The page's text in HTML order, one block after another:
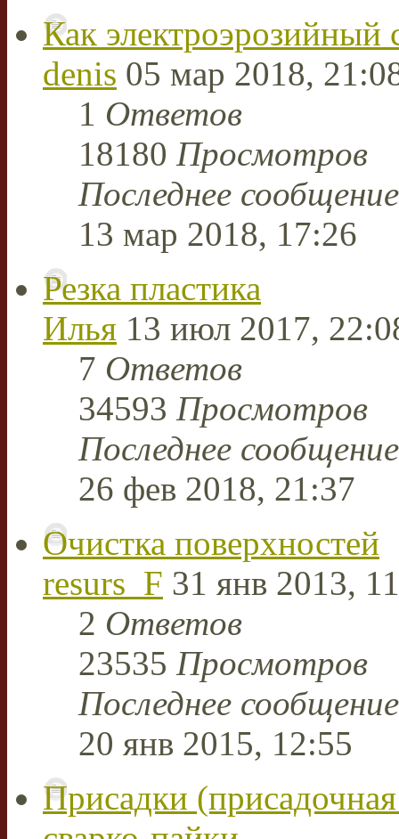
Как
denis 05 мар 2018,
1 Ответов
18180 Просмотров
Последнее
13 мар 2018, 17:26
Резка пластика
Илья 13 июл 2017,
7 Ответов
34593 Просмотров
Последнее
26 фев 2018, 21:37
Очистка поверхностей
resurs_F 31 янв 2013,
2 Ответов
23535 Просмотров
Последнее
20 янв 2015, 12:55
Присадки